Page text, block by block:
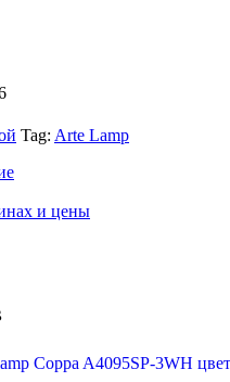
Tag: Arte Lamp
и цены